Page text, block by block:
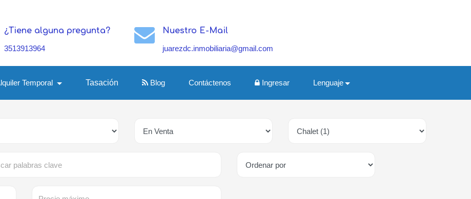
¿Tiene alguna pregunta?
3513913964
Nuestro E-Mail
juarezdc.inmobiliaria@gmail.com
Temporal Tasación Blog Contáctenos Ingresar Lenguaje